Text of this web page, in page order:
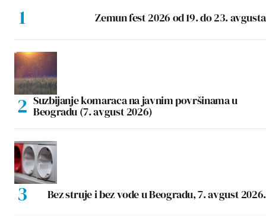
Zemun fest 2026 od 19. do 23. avgusta
Suzbijanje komaraca na javnim površinama u
Beogradu (7. avgust 2026)
Bez struje i bez vode u Beogradu, 7. avgust 2026.